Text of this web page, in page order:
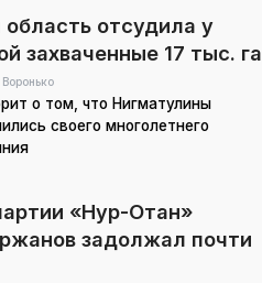
отсудила у
захваченные 17 тыс. га
о том, что Нигматулины
своего многолетнего
«Нур-Отан»
задолжал почти